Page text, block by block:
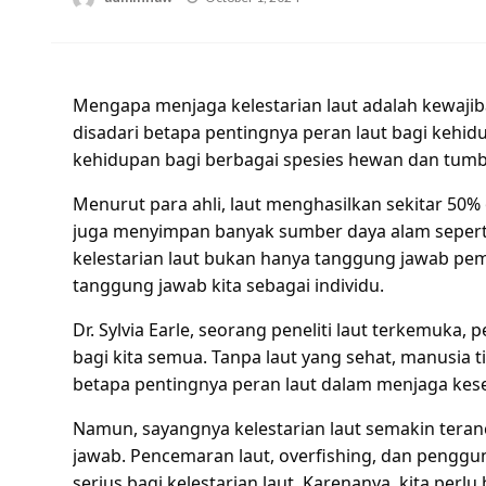
Mengapa menjaga kelestarian laut adalah
disadari betapa pentingnya peran laut bagi
kehidupan bagi berbagai spesies hewan dan
Menurut para ahli, laut menghasilkan sekitar
juga menyimpan banyak sumber daya alam
kelestarian laut bukan hanya tanggung jawab
tanggung jawab kita sebagai individu.
Dr. Sylvia Earle, seorang peneliti laut terkemuka,
bagi kita semua. Tanpa laut yang sehat,
betapa pentingnya peran laut dalam menjaga
Namun, sayangnya kelestarian laut semakin
jawab. Pencemaran laut, overfishing, dan